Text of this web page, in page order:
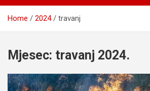
o
Home 2024 travanj
Mjesec: travanj 2024.